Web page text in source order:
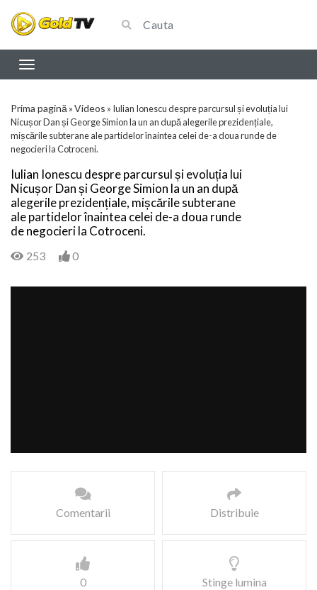
Prima pagină »Videos » Iulian Ionescu despre parcursul și evoluția lui
Nicușor Dan și George Simion la un an după alegerile prezidențiale,
mișcările subterane ale partidelor înaintea celei de-a doua runde de
negocieri la Cotroceni.
Iulian Ionescu despre parcursul și evoluția lui
Nicușor Dan și George Simion la un an după
alegerile prezidențiale, mișcările subterane
ale partidelor înaintea celei de-a doua runde
de negocieri la Cotroceni.
253 0
Comentarii Distribuie
0 Stinge lumina